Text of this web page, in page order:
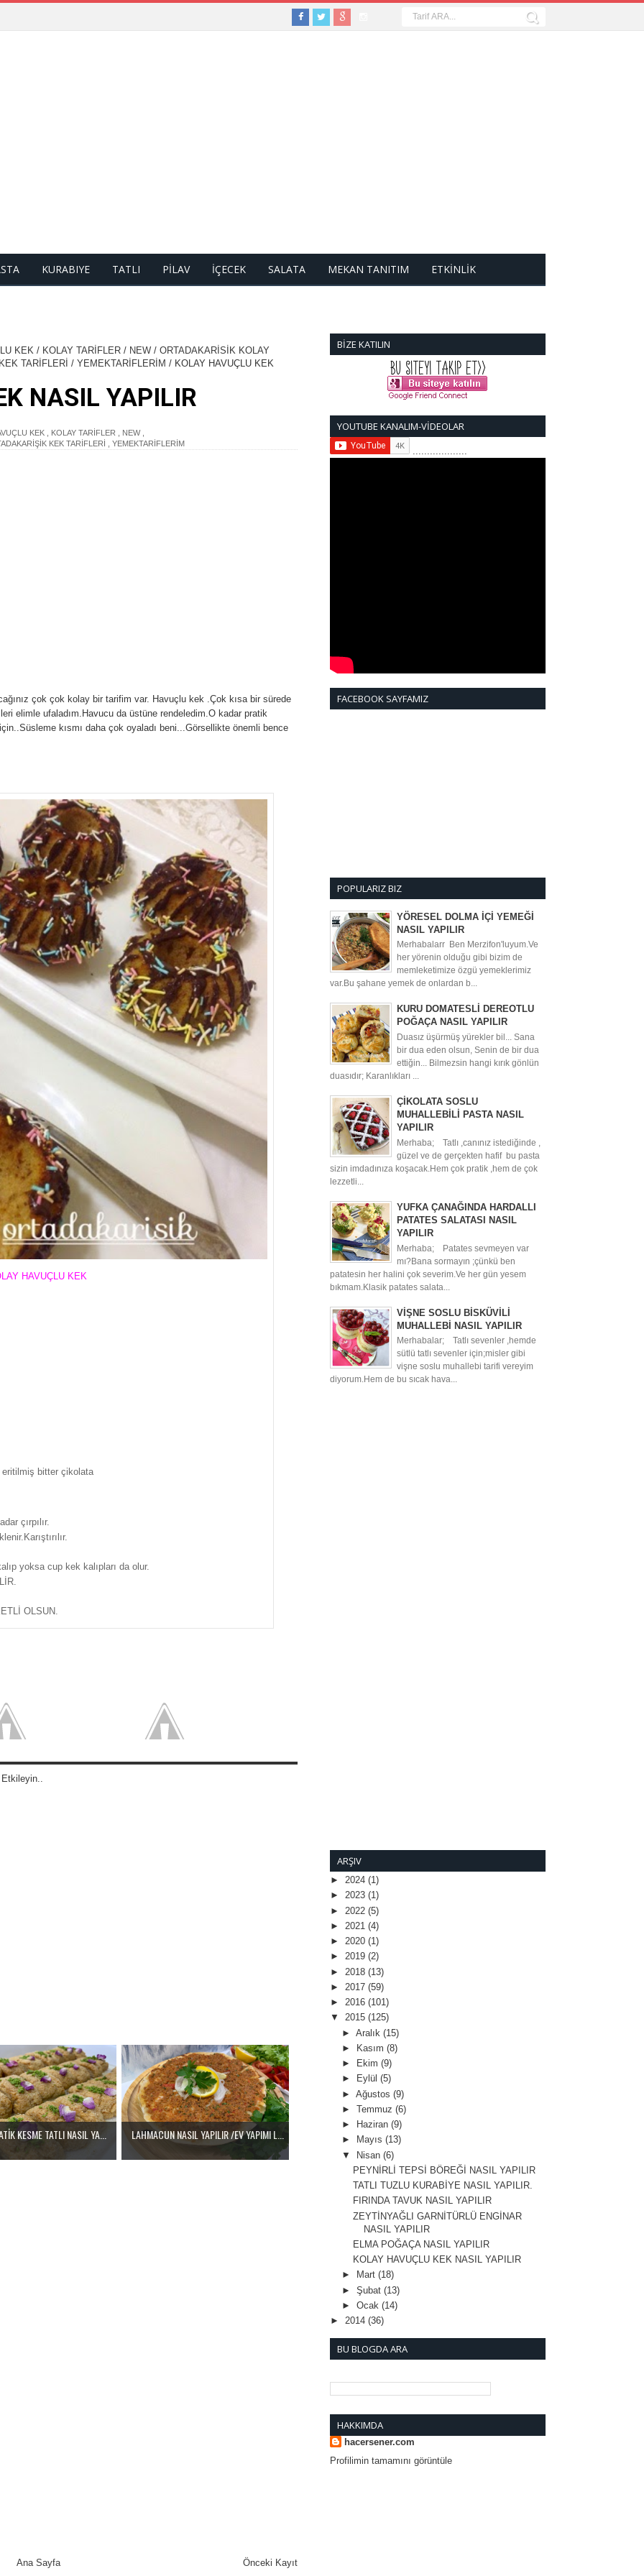
KURABIYE TATLI PİLAV İÇECEK SALATA MEKAN TANITIM ETKİNLİK
KEK / KOLAY TARİFLER / NEW / ORTADAKARİSİK KOLAY
TARİFLERİ / YEMEKTARİFLERİM / KOLAY HAVUÇLU KEK
NASIL YAPILIR
KEK KOLAY TARİFLER NEW,
KEK TARİFLERİ
YEMEKTARİFLERİM
çok çok kolay bir tarifim var. Havuçlu kek .Çok kısa bir sürede
elimle ufaladım.Havucu da üstüne rendeledim.O kadar pratik
kısmı daha çok oyaladı beni...Görsellikte önemli bence
HAVUÇLU KEK
bitter çikolata
çırpılır.
yoksa cup kek kalıpları da olur.
OLSUN.
KESME TATLI NASIL YA... LAHMACUN NASIL YAPILIR /EV YAPIMI L...
Önceki Kayıt
Ana Sayfa
BİZE KATILIN
YOUTUBE KANALIM-VİDEOLAR
...................
FACEBOOK SAYFAMIZ
POPULARIZ BIZ
YÖRESEL DOLMA İÇİ YEMEĞİ
NASIL YAPILIR
Merhabalarr Ben Merzifon'luyum.Ve
her yörenin olduğu gibi bizim de
memleketimize özgü yemeklerimiz
var.Bu şahane yemek de onlardan b...
KURU DOMATESLİ DEREOTLU
POĞAÇA NASIL YAPILIR
Duasız üşürmüş yürekler bil... Sana
bir dua eden olsun, Senin de bir dua
ettiğin... Bilmezsin hangi kırık gönlün
duasıdır; Karanlıkları ...
ÇİKOLATA SOSLU
MUHALLEBİLİ PASTA NASIL
YAPILIR
Merhaba; Tatlı ,canınız istediğinde ,
güzel ve de gerçekten hafif bu pasta
sizin imdadınıza koşacak.Hem çok pratik ,hem de çok
lezzetli...
YUFKA ÇANAĞINDA HARDALLI
PATATES SALATASI NASIL
YAPILIR
Merhaba; Patates sevmeyen var
mı?Bana sormayın ;çünkü ben
patatesin her halini çok severim.Ve her gün yesem
bıkmam.Klasik patates salata...
VİŞNE SOSLU BİSKÜVİLİ
MUHALLEBİ NASIL YAPILIR
Merhabalar; Tatlı sevenler ,hemde
sütlü tatlı sevenler için;misler gibi
vişne soslu muhallebi tarifi vereyim
diyorum.Hem de bu sıcak hava...
ARŞIV
► 2024 (1)
► 2023 (1)
► 2022 (5)
► 2021 (4)
► 2020 (1)
► 2019 (2)
► 2018 (13)
► 2017 (59)
► 2016 (101)
▼ 2015 (125)
► Aralık (15)
►
Kasım (8)
►
Ekim (9)
►
Eylül (5)
► Ağustos (9)
► Temmuz (6)
►
Haziran (9)
►
Mayıs (13)
▼ Nisan (6)
PEYNİRLİ TEPSİ BÖREĞİ NASIL YAPILIR
TATLI TUZLU KURABİYE NASIL YAPILIR.
FIRINDA TAVUK NASIL YAPILIR
ZEYTİNYAĞLI GARNİTÜRLÜ ENGİNAR
NASIL YAPILIR
ELMA POĞAÇA NASIL YAPILIR
KOLAY HAVUÇLU KEK NASIL YAPILIR
►
Mart (18)
► Şubat (13)
► Ocak (14)
► 2014 (36)
BU BLOGDA ARA
HAKKIMDA
hacersener.com
Profilimin tamamını görüntüle